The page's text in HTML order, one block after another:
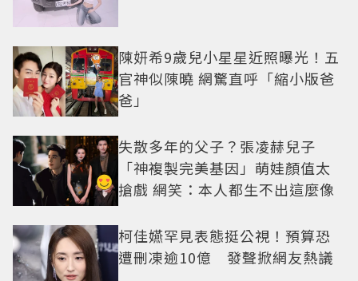
陳妍希9歲兒小星星近照曝光！五
官神似陳曉 網驚直呼「縮小版爸
爸」
失散多年的父子？張凌赫兒子
「神複製完美基因」萌娃顏值太
搶戲 網笑：本人都生不出這麼像
柯佳嬿罕見表態挺公視！預算恐
遭刪凍逾10億 發聲掀網友熱議